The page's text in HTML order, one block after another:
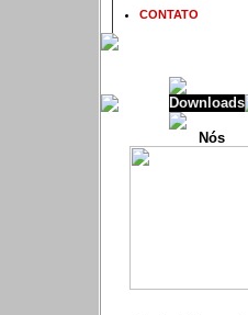
CONTATO
Downloads
Nós